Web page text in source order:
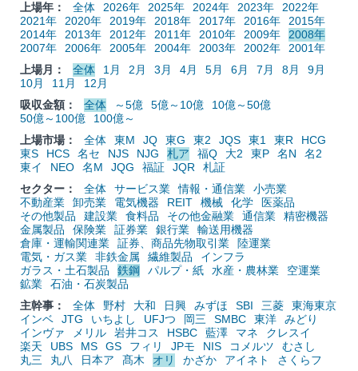
上場年：
全体 2026年 2025年 2024年 2023年
2022年
2021年
2020年 2019年 2018年 2017年 2016年
2015年
2014年
2013年 2012年 2011年 2010年 2009年
2008年
2007年
2006年 2005年 2004年 2003年 2002年
2001年
上場月：
全体 1月 2月 3月 4月 5月 6月 7月 8月
9月
10月
11月
12月
吸収金額：
全体 ～5億 5億～10億
10億～50億
50億～100億
100億～
上場市場：
全体 東M JQ 東G 東2 JQS 東1 東R
HCG
東S
HCS 名セ NJS NJG 札ア 福Q 大2 東P 名N
名2
東イ
NEO 名M JQG 福証 JQR
札証
セクター：
全体 サービス業 情報・通信業
小売業
不動産業
卸売業 電気機器 REIT 機械 化学
医薬品
その他製品
建設業 食料品 その他金融業 通信業
精密機器
金属製品
保険業 証券業 銀行業
輸送用機器
倉庫・運輸関連業
証券、商品先物取引業
陸運業
電気・ガス業
非鉄金属 繊維製品
インフラ
ガラス・土石製品
鉄鋼 パルプ・紙 水産・農林業
空運業
鉱業
石油・石炭製品
主幹事：
全体 野村 大和 日興 みずほ SBI 三菱
東海東京
インベ
JTG いちよし UFJつ 岡三 SMBC 東洋
みどり
インヴァ
メリル 岩井コス HSBC 藍澤 マネ
クレスイ
楽天
UBS MS GS フィリ JPモ NIS コメルツ
むさし
丸三
丸八 日本ア 髙木 オリ かざか アイネト
さくらフ